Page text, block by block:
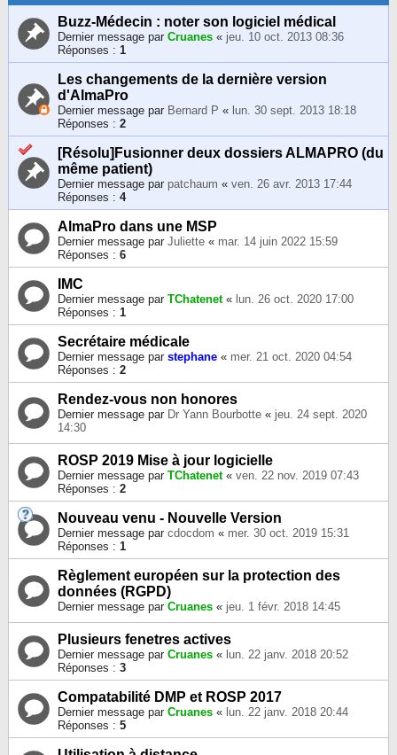
Buzz-Médecin : noter son logiciel médical
Dernier message par Cruanes « jeu. 10 oct. 2013 08:36
Réponses : 1
Les changements de la dernière version
d'AlmaPro
Dernier message par Bernard P « lun. 30 sept. 2013 18:18
Réponses : 2
[Résolu]Fusionner deux dossiers ALMAPRO (du
même patient)
Dernier message par patchaum « ven. 26 avr. 2013 17:44
Réponses : 4
AlmaPro dans une MSP
Dernier message par Juliette « mar. 14 juin 2022 15:59
Réponses : 6
IMC
Dernier message par TChatenet« lun. 26 oct. 2020 17:00
Réponses : 1
Secrétaire médicale
Dernier message par stephane « mer. 21 oct. 2020 04:54
Réponses : 2
Rendez-vous non honores
Dernier message par Dr Yann Bourbotte « jeu. 24 sept. 2020
14:30
ROSP 2019 Mise à jour logicielle
Dernier message par TChatenet« ven. 22 nov. 2019 07:43
Réponses : 2
Nouveau venu - Nouvelle Version
Dernier message par cdocdom « mer. 30 oct. 2019 15:31
Réponses : 1
Règlement européen sur la protection des
données (RGPD)
Dernier message par Cruanes « jeu. 1 févr. 2018 14:45
Plusieurs fenetres actives
Dernier message par Cruanes « lun. 22 janv. 2018 20:52
Réponses : 3
Compatabilité DMP et ROSP 2017
Dernier message par Cruanes « lun. 22 janv. 2018 20:44
Réponses : 5